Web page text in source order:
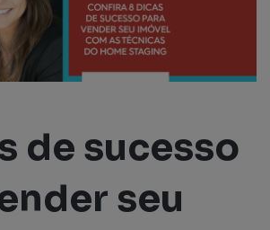
de sucesso
seu